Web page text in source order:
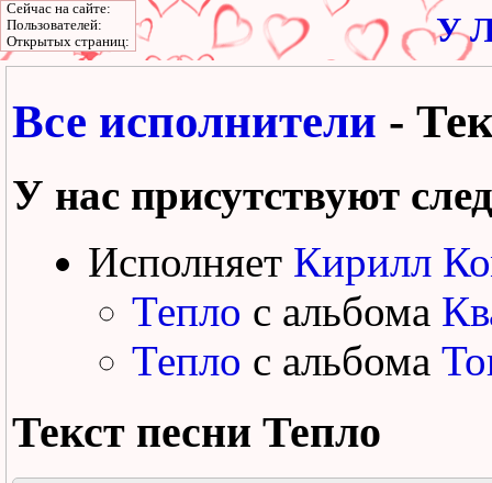
У
Все исполнители -
У нас присутствуют
Исполняет Кирилл
Тепло с альбома
Тепло с альбома
Текст песни Тепло
Сейчас на сайте:
Пользователей:
Открытых страниц: